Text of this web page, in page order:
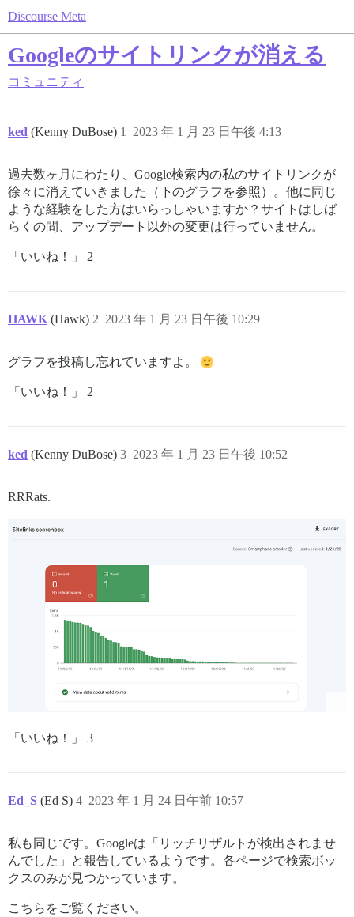
Discourse Meta
Googleのサイトリンクが消える
コミュニティ
ked (Kenny DuBose) 2023 年 1 月 23 日午後 4:13
1
過去数ヶ月にわたり、Google検索内の私のサイトリンクが
徐々に消えていきました（下のグラフを参照）。他に同じ
ような経験をした方はいらっしゃいますか？サイトはしば
らくの間、アップデート以外の変更は行っていません。
「いいね！」 2
HAWK (Hawk) 2023 年 1 月 23 日午後 10:29
2
グラフを投稿し忘れていますよ。
「いいね！」 2
ked (Kenny DuBose) 2023 年 1 月 23 日午後 10:52
3
RRRats.
「いいね！」 3
Ed_S (Ed S) 2023 年 1 月 24 日午前 10:57
4
私も同じです。Googleは「リッチリザルトが検出されませ
んでした」と報告しているようです。各ページで検索ボッ
クスのみが見つかっています。
こちらをご覧ください。